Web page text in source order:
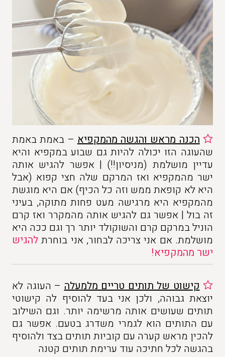
הכנה מראש והגשה מהמקפיא– באמת באמת
שהעוגה הזו יכולה להיות גם שבוע במקפיא והיא
עדיין מושלמת (מניסיון!!) | אפשר להגיש אותה
ישר מהמקפיא ואז המרקם שלה חצי קפוא (אבל
היא לא קופאת ממש וזה כל הכיף) אם היא מוגשת
מהמקפיא היא מרגישה מעט פחות מתוקה, בעיני
זה בול | אפשר גם להגיש אותה מהמקרר ואז קרם
הוניל במרקם קרם והשוקולד יותר רך וגם ככה היא
מושלמת. אם אני צריכה לבחור, אני בוחרת להגיש
ישר מהמקפיא!
קישוט של תותים טריים מלמעלה– העוגה לא
יוצאת גבוהה, ולכן אני בעד להוסיף לה קישוטי
תותים שעושים אותה מרשימה יותר. וגם השילוב
עם התותים הוא לגמרי משדרג בטעם. אפשר גם
להכין מראש קערה עם קוביות תותים בצד ולהוסיף
בהגשה לכל חתיכה עוד ערימת תותים קטנה